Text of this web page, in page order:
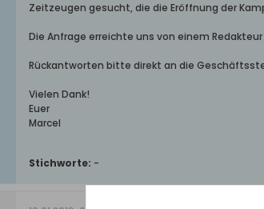
Zeitzeugen gesucht, die die Eröffnung der
Die Anfrage erreichte uns von einem
Rückantworten bitte direkt an die
Vielen Dank!
Euer
Marcel
Stichworte: -